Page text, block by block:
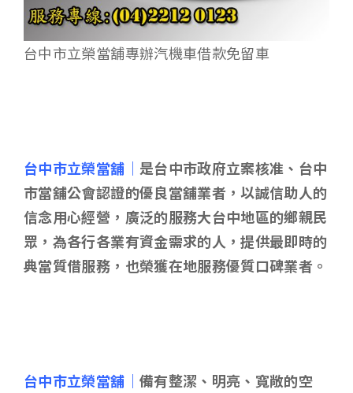
台中市立榮當舖專辦汽機車借款免留車
台中市立榮當舖｜ 是台中市政府立案核准、台中
市當舖公會認證的優良當舖業者，以誠信助人的
信念用心經營，廣泛的服務大台中地區的鄉親民
眾，為各行各業有資金需求的人，提供最即時的
典當質借服務，也榮獲在地服務優質口碑業者。
台中市立榮當舖｜ 備有整潔、明亮、寬敞的空